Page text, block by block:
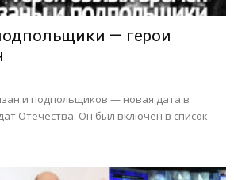
— герои
и подпольщиков — новая дата в
Отечества. Он был включён в список